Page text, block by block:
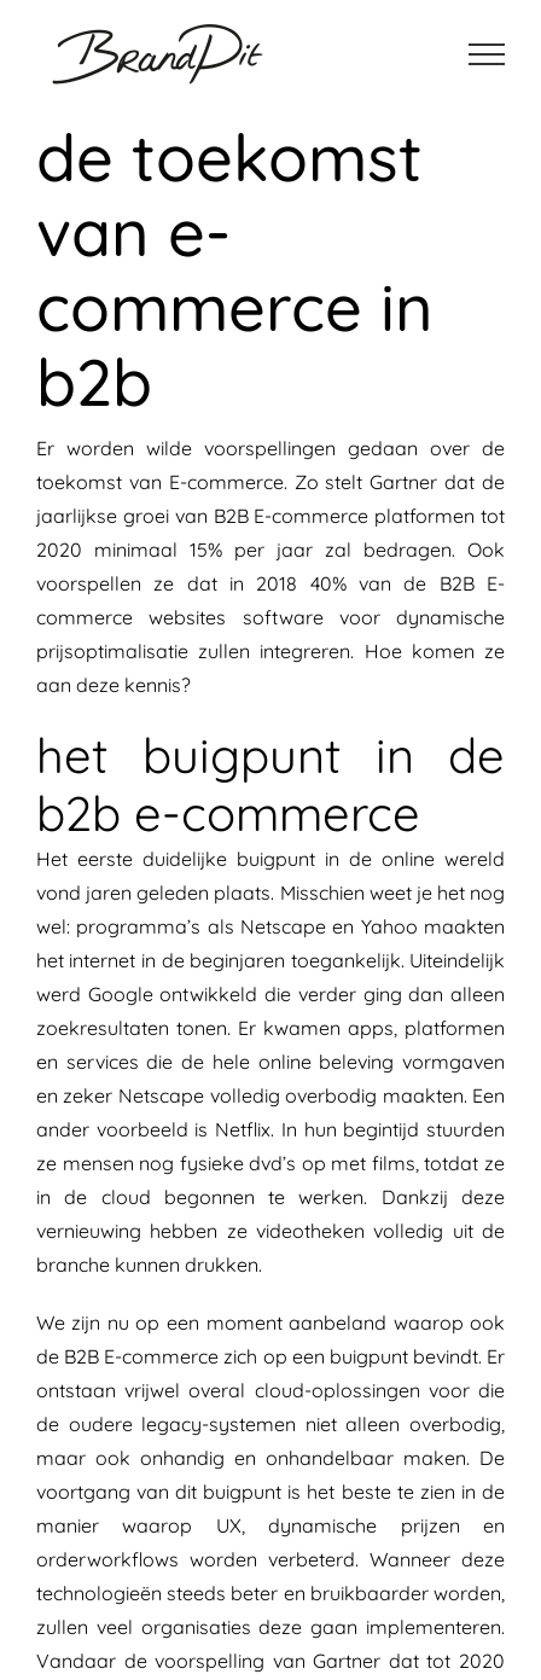
inhoud
de toekomst
van e-
commerce in
b2b
Er worden wilde voorspellingen gedaan over de
toekomst van E-commerce. Zo stelt Gartner dat de
jaarlijkse groei van B2B E-commerce platformen tot
2020 minimaal 15% per jaar zal bedragen. Ook
voorspellen ze dat in 2018 40% van de B2B E-
commerce websites software voor dynamische
prijsoptimalisatie zullen integreren. Hoe komen ze
aan deze kennis?
het buigpunt in de
b2b e-commerce
Het eerste duidelijke buigpunt in de online wereld
vond jaren geleden plaats. Misschien weet je het nog
wel: programma’s als Netscape en Yahoo maakten
het internet in de beginjaren toegankelijk. Uiteindelijk
werd Google ontwikkeld die verder ging dan alleen
zoekresultaten tonen. Er kwamen apps, platformen
en services die de hele online beleving vormgaven
en zeker Netscape volledig overbodig maakten. Een
ander voorbeeld is Netflix. In hun begintijd stuurden
ze mensen nog fysieke dvd’s op met films, totdat ze
in de cloud begonnen te werken. Dankzij deze
vernieuwing hebben ze videotheken volledig uit de
branche kunnen drukken.
We zijn nu op een moment aanbeland waarop ook
de B2B E-commerce zich op een buigpunt bevindt. Er
ontstaan vrijwel overal cloud-oplossingen voor die
de oudere legacy-systemen niet alleen overbodig,
maar ook onhandig en onhandelbaar maken. De
voortgang van dit buigpunt is het beste te zien in de
manier waarop UX, dynamische prijzen en
orderworkflows worden verbeterd. Wanneer deze
technologieën steeds beter en bruikbaarder worden,
zullen veel organisaties deze gaan implementeren.
Vandaar de voorspelling van Gartner dat tot 2020